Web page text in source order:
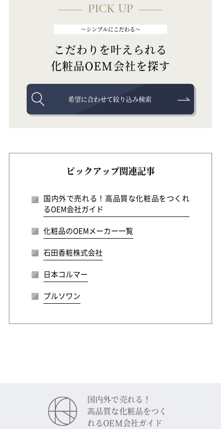
PICK UP
～シンプルにこだわる～
こだわりを叶えられる
化粧品OEM会社を探す
希望に合わせて絞り込み検索
ピックアップ関連記事
国内外で売れる！高品質な化粧品をつくれ
るOEM会社ガイド
化粧品のOEMメーカー一覧
石田香粧株式会社
日本コルマー
プルソワン
国内外で売れる！
⾼品質な化粧品をつく
れるOEM会社ガイド